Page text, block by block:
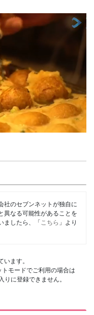
社のセブンネットが独自に
異なる可能性があることを
ましたら、「 こちら 」より
います。
モードでご利用の場合は
に登録できません。